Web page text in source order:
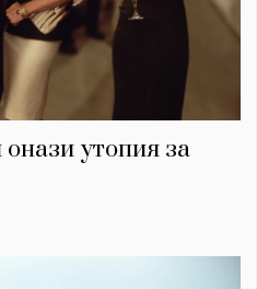
утопия за